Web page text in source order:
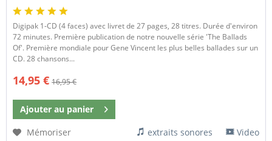
Digipak 1-CD (4 faces) avec livret de 27 pages, 28 titres. Durée d'environ
72 minutes. Première publication de notre nouvelle série 'The Ballads
Of'. Première mondiale pour Gene Vincent les plus belles ballades sur un
CD. 28 chansons...
14,95 € 16,95 €
Ajouter au panier
Mémoriser
extraits sonores Video